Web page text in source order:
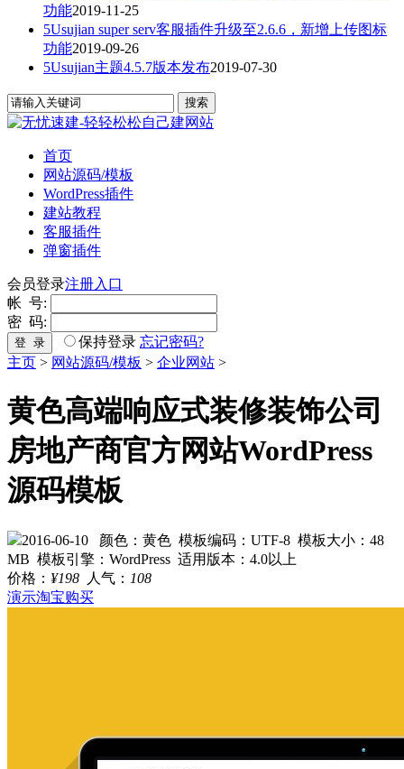
功能2019-11-25
5Usujian super serv客服插件升级至2.6.6，新增上传图标
功能2019-09-26
5Usujian主题4.5.7版本发布2019-07-30
首页
网站源码/模板
WordPress插件
建站教程
客服插件
弹窗插件
会员登录注册入口
帐 号:
密 码:
登 录 保持登录 忘记密码?
主页 > 网站源码/模板 > 企业网站 >
黄色高端响应式装修装饰公司
房地产商官方网站WordPress
源码模板
2016-06-10 颜色：黄色 模板编码：UTF-8 模板大小：48
MB 模板引擎：WordPress 适用版本：4.0以上
价格： ¥198 人气： 108
演示淘宝购买